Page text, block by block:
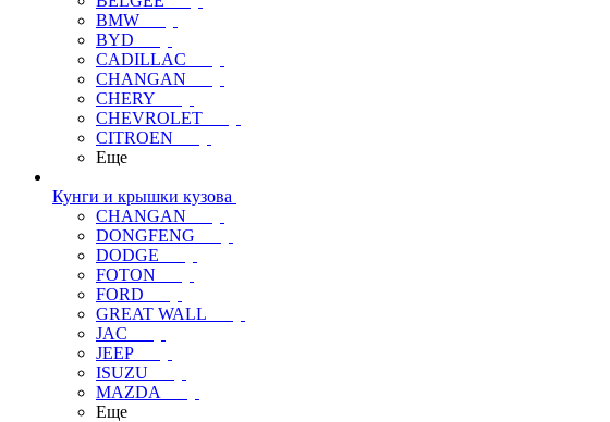
BMW
BYD
CADILLAC
CHANGAN
CHERY
CHEVROLET
CITROEN
Еще
Кунги и крышки кузова
CHANGAN
DONGFENG
DODGE
FOTON
FORD
GREAT WALL
JAC
JEEP
ISUZU
MAZDA
Еще